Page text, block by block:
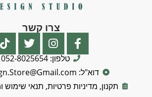
צרו קשר
טלפון: 052-8025654
דוא"ל: RHdesign.Store@Gmail.com
תקנון, מדיניות פרטיות, תנאי